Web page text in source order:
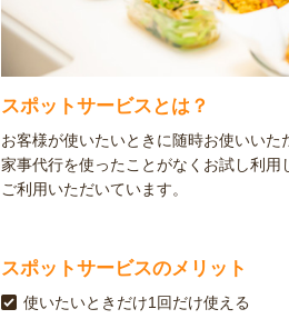
スポットサービスとは？
お客様が使いたいときに随時お使いいた
家事代行を使ったことがなくお試し利用
ご利用いただいています。
スポットサービスのメリット
使いたいときだけ1回だけ使える